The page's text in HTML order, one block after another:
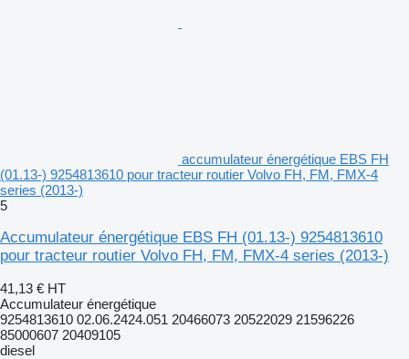
accumulateur énergétique EBS FH
(01.13-) 9254813610 pour tracteur routier Volvo FH, FM, FMX-4
series (2013-)
5
Accumulateur énergétique EBS FH (01.13-) 9254813610
pour tracteur routier Volvo FH, FM, FMX-4 series (2013-)
41,13 € HT
Accumulateur énergétique
9254813610 02.06.2424.051 20466073 20522029 21596226
85000607 20409105
diesel